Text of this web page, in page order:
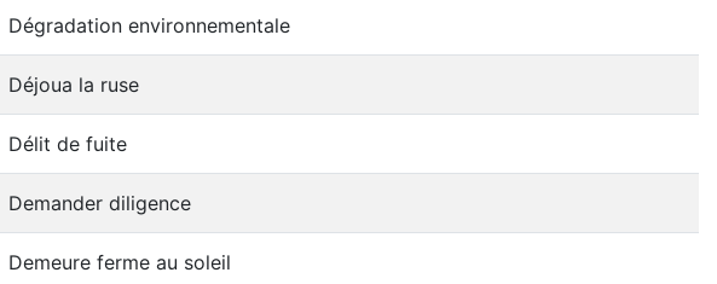
Dégradation environnementale
Déjoua la ruse
Délit de fuite
Demander diligence
Demeure ferme au soleil